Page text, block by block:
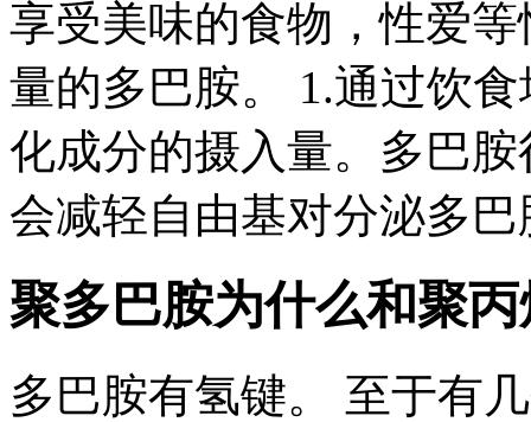
享受美味的食物，性爱
量的多巴胺。 1.通过饮
化成分的摄入量。多巴
会减轻自由基对分泌多
聚多巴胺为什么和聚
多巴胺有氢键。 至于有